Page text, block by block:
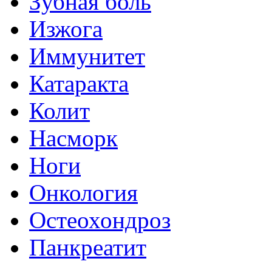
Изжога
Иммунитет
Катаракта
Колит
Насморк
Ноги
Онкология
Остеохондроз
Панкреатит